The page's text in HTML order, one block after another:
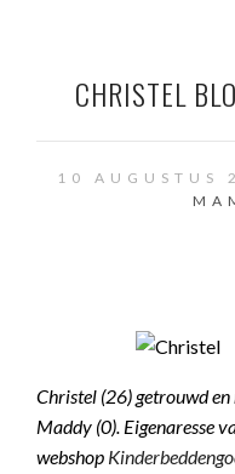
CHRISTEL
10 AUGUSTUS
Christel (26) getrouwd
Maddy (0). Eigenaresse
webshop